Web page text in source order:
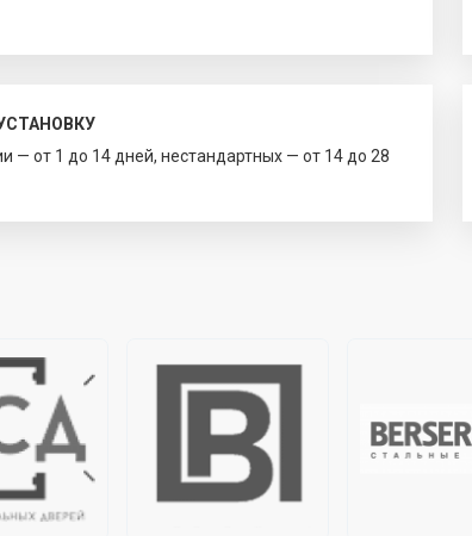
— от 1 до 14 дней, нестандартных — от 14 до 28